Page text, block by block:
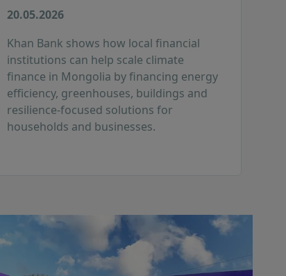
20.05.2026
Khan Bank shows how local financial
institutions can help scale climate
finance in Mongolia by financing energy
efficiency, greenhouses, buildings and
resilience-focused solutions for
households and businesses.